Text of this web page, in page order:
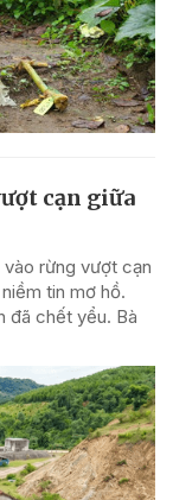
cạn giữa
rừng vượt cạn
tin mơ hồ.
đã chết yểu. Bà